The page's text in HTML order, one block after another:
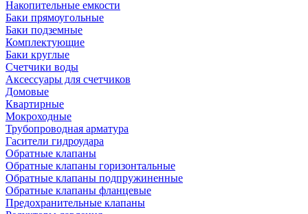
Накопительные емкости
Баки прямоугольные
Баки подземные
Комплектующие
Баки круглые
Счетчики воды
Аксессуары для счетчиков
Домовые
Квартирные
Мокроходные
Трубопроводная арматура
Гасители гидроудара
Обратные клапаны
Обратные клапаны горизонтальные
Обратные клапаны подпружиненные
Обратные клапаны фланцевые
Предохранительные клапаны